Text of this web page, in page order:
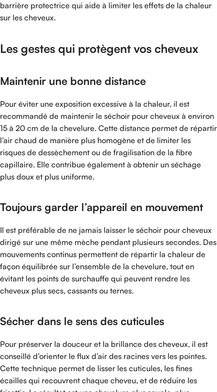
barrière protectrice qui aide à limiter les effets de la chaleur
sur les cheveux.
Les gestes qui protègent vos cheveux
Maintenir une bonne distance
Pour éviter une exposition excessive à la chaleur, il est
recommandé de maintenir le séchoir pour cheveux à environ
15 à 20 cm de la chevelure. Cette distance permet de répartir
l’air chaud de manière plus homogène et de limiter les
risques de dessèchement ou de fragilisation de la fibre
capillaire. Elle contribue également à obtenir un séchage
plus doux et plus uniforme.
Toujours garder l’appareil en mouvement
Il est préférable de ne jamais laisser le séchoir pour cheveux
dirigé sur une même mèche pendant plusieurs secondes. Des
mouvements continus permettent de répartir la chaleur de
façon équilibrée sur l’ensemble de la chevelure, tout en
évitant les points de surchauffe qui peuvent rendre les
cheveux plus secs, cassants ou ternes.
Sécher dans le sens des cuticules
Pour préserver la douceur et la brillance des cheveux, il est
conseillé d’orienter le flux d’air des racines vers les pointes.
Cette technique permet de lisser les cuticules, les fines
écailles qui recouvrent chaque cheveu, et de réduire les